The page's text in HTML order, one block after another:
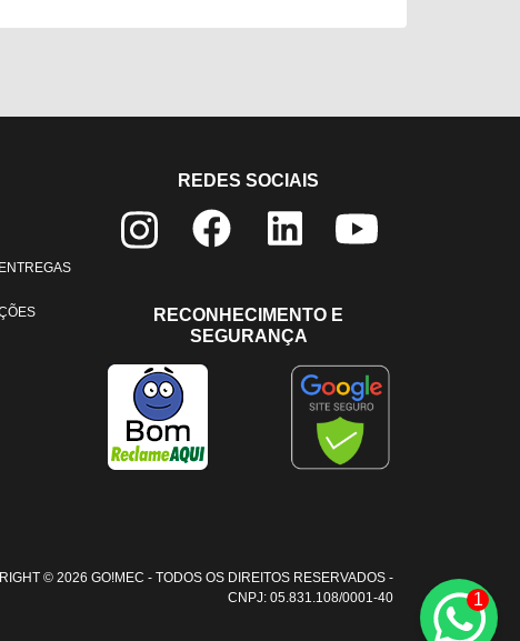
REDES SOCIAIS
RECONHECIMENTO E
SEGURANÇA
© 2026 GO!MEC - TODOS OS DIREITOS RESERVADOS -
CNPJ: 05.831.108/0001-40
1